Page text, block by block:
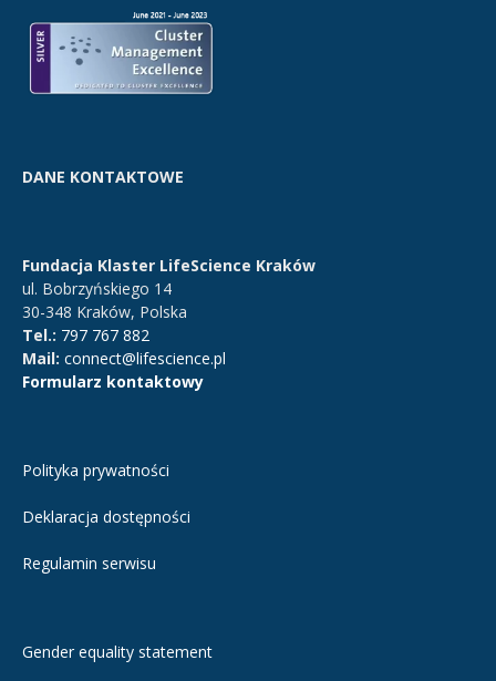
DANE KONTAKTOWE
Fundacja Klaster LifeScience Kraków
ul. Bobrzyńskiego 14
30-348 Kraków, Polska
Tel.: 797 767 882
Mail: connect@lifescience.pl
Formularz kontaktowy
Polityka prywatności
Deklaracja dostępności
Regulamin serwisu
Gender equality statement